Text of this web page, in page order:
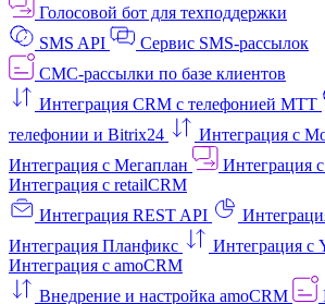
Голосовой бот для техподдержки
SMS API
Сервис SMS-рассылок
СМС-рассылки по базе клиентов
Интеграция CRM с телефонией МТТ
телефонии и Bitrix24
Интеграция с
Интеграция с Мегаплан
Интеграция
Интеграция с retailCRM
Интеграция REST API
Интеграция Планфикс
Интеграция с
Интеграция с amoCRM
Внедрение и настройка amoCRM